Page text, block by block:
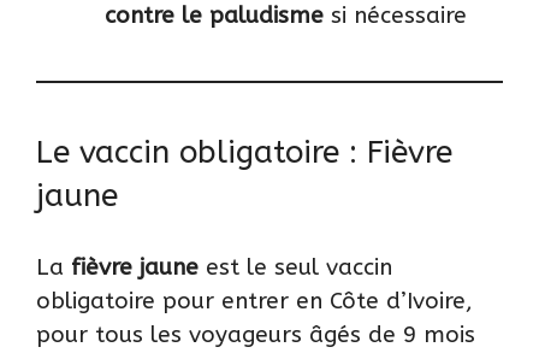
contre le paludisme si nécessaire
Le vaccin obligatoire : Fièvre
jaune
La fièvre jaune est le seul vaccin
obligatoire pour entrer en Côte d’Ivoire,
pour tous les voyageurs âgés de 9 mois